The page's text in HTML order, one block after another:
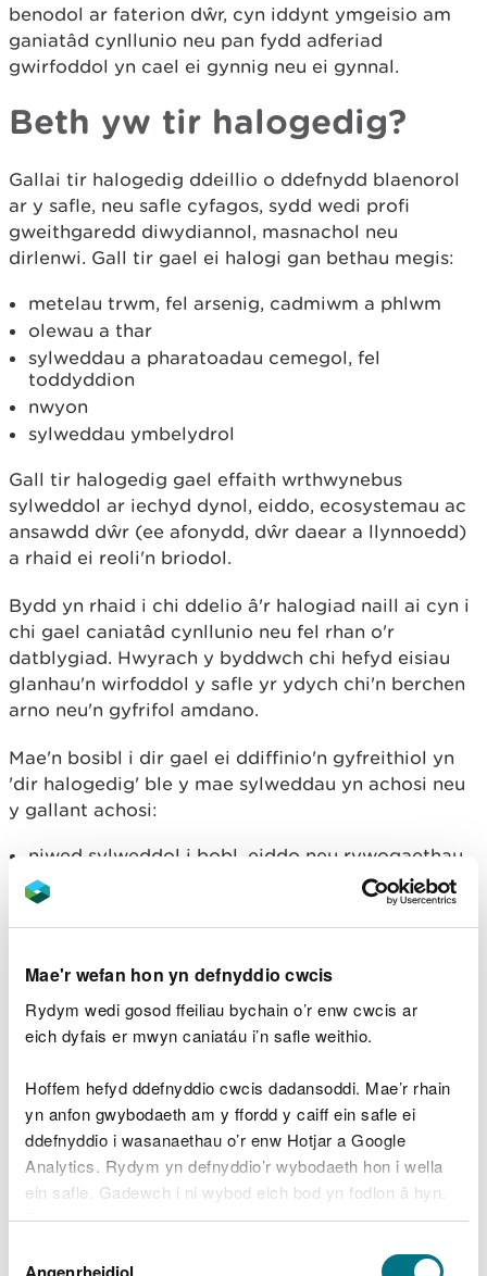
Mae'r wefan hon yn defnyddio cwcis
Rydym wedi gosod ffeiliau bychain o’r enw cwcis ar
eich dyfais er mwyn caniatáu i’n safle weithio.
Hoffem hefyd ddefnyddio cwcis dadansoddi. Mae’r rhain
yn anfon gwybodaeth am y ffordd y caiff ein safle ei
ddefnyddio i wasanaethau o’r enw Hotjar a Google
Analytics. Rydym yn defnyddio’r wybodaeth hon i wella
ein safle. Gadewch i ni wybod eich bod yn fodlon â hyn.
Byddwn yn defnyddio cwci i gadw eich dewis.
Gellirdarllen mwy am ein cwcis cyn i chi ddewis.
benodol ar faterion dŵr, cyn iddynt ymgeisio am
ganiatâd cynllunio neu pan fydd adferiad
gwirfoddol yn cael ei gynnig neu ei gynnal.
Beth yw tir halogedig?
Gallai tir halogedig ddeillio o ddefnydd blaenorol
ar y safle, neu safle cyfagos, sydd wedi profi
gweithgaredd diwydiannol, masnachol neu
dirlenwi. Gall tir gael ei halogi gan bethau megis:
metelau trwm, fel arsenig, cadmiwm a phlwm
olewau a thar
sylweddau a pharatoadau cemegol, fel
toddyddion
nwyon
sylweddau ymbelydrol
Gall tir halogedig gael effaith wrthwynebus
sylweddol ar iechyd dynol, eiddo, ecosystemau ac
ansawdd dŵr (ee afonydd, dŵr daear a llynnoedd)
a rhaid ei reoli'n briodol.
Bydd yn rhaid i chi ddelio â'r halogiad naill ai cyn i
chi gael caniatâd cynllunio neu fel rhan o'r
datblygiad. Hwyrach y byddwch chi hefyd eisiau
glanhau'n wirfoddol y safle yr ydych chi'n berchen
arno neu'n gyfrifol amdano.
Mae'n bosibl i dir gael ei ddiffinio'n gyfreithiol yn
'dir halogedig' ble y mae sylweddau yn achosi neu
y gallant achosi:
niwed sylweddol i bobl, eiddo neu rywogaethau
a warchodir
llygredd sylweddol i ddŵr wyneb (er enghraifft
llynnoedd ac afonydd) neu ddŵr daear
Am ragor o wybodaeth am dir sydd wedi'i
ddiffinio'n gyfreithiol fel 'tir halogedig' ewch i
Gov.UK gwefan Llywodraeth Cymru
Canllaw ar ddatblygu tir
wedi'i effeithio gan
halogiad
wirfoddol a allai fod wedi'i halogi dylech fod yn